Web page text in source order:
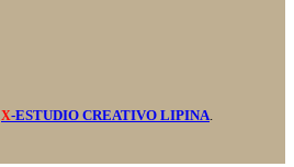
X-ESTUDIO CREATIVO LIPINA